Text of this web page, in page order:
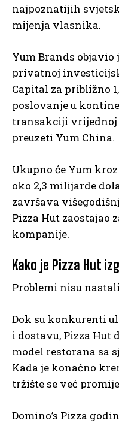
najpoznatijih
mijenja vlasnika.
Yum Brands objavio
privatnoj
Capital za približno
poslovanje u
transakciji vrijednoj
preuzeti Yum China.
Ukupno će Yum
oko 2,3 milijarde
završava
Pizza Hut zaostajao
kompanije.
Kako je Pizza Hut
Problemi nisu
Dok su konkurenti
i dostavu, Pizza Hut
model restorana sa
Kada je konačno
tržište se već
Domino’s Pizza